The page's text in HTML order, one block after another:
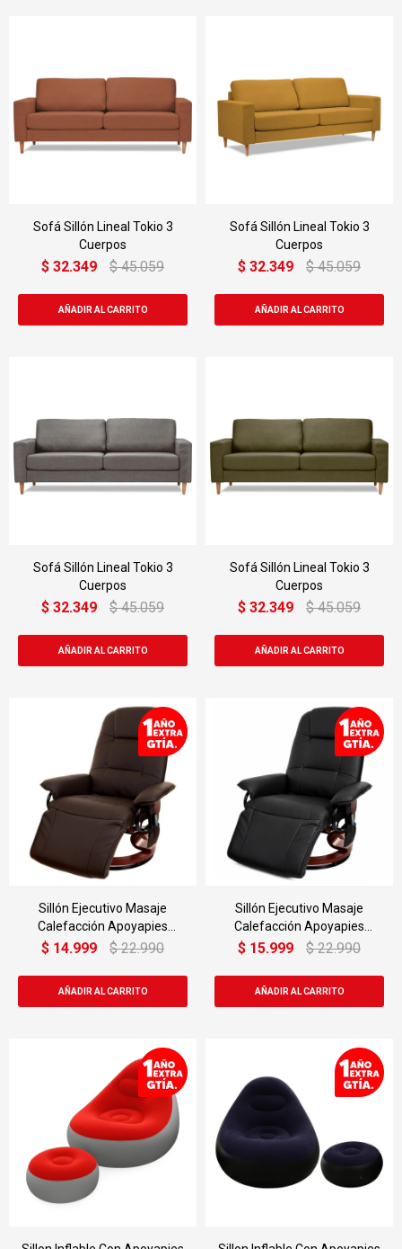
Sofá Sillón Lineal Tokio 3
Cuerpos
$ 32.349 $ 45.059
Sofá Sillón Lineal Tokio 3
Cuerpos
$ 32.349 $ 45.059
Sofá Sillón Lineal Tokio 3
Cuerpos
$ 32.349 $ 45.059
Sofá Sillón Lineal Tokio 3
Cuerpos
$ 32.349 $ 45.059
Sillón Ejecutivo Masaje
Calefacción Apoyapies
Cuerina
$ 14.999 $ 22.990
Sillón Ejecutivo Masaje
Calefacción Apoyapies
Cuerina
$ 15.999 $ 22.990